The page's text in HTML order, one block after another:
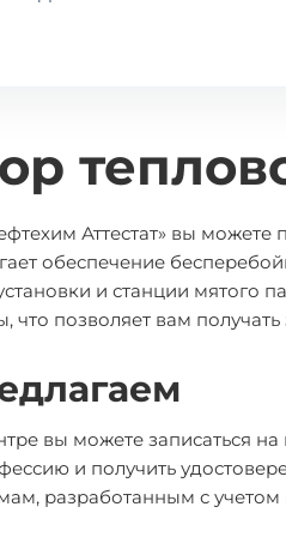
Аттестат» вы можете
обеспечение
и станции мятого
что позволяет вам
вы можете записаться на
и получить
разработанным с